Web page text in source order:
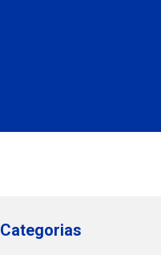
Categorias